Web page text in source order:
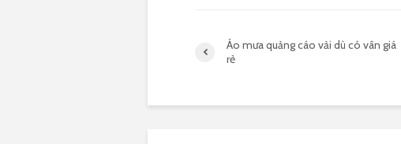
Áo mưa quảng cáo vải dù có vân giá
rẻ